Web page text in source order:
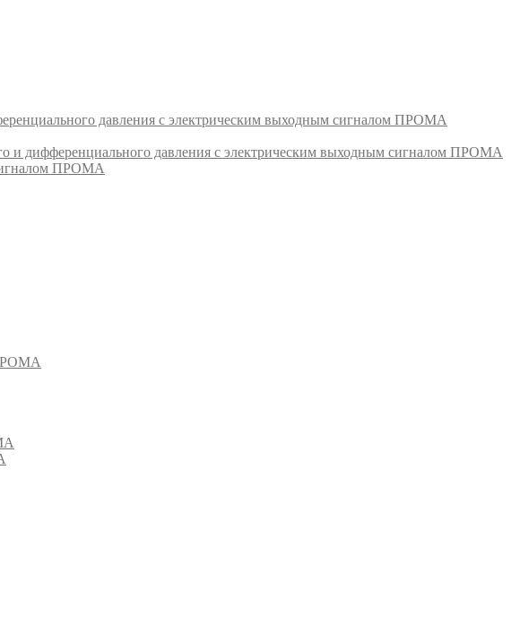
давления с электрическим выходным сигналом ПРОМА
дифференциального давления с электрическим выходным сигналом ПРОМА
ПРОМА